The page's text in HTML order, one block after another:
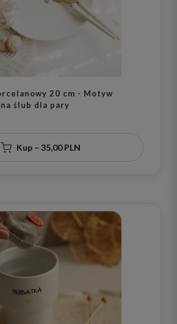
20 cm - Motyw
ślub dla pary
Kup – 35,00 PLN